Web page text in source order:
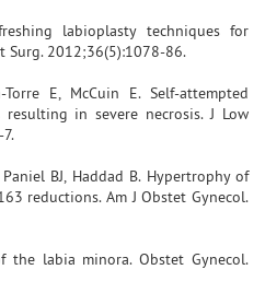
labioplasty techniques for
Surg. 2012;36(5):1078-86.
E, McCuin E. Self-attempted
in severe necrosis. J Low
BJ, Haddad B. Hypertrophy of
reductions. Am J Obstet Gynecol.
the labia minora. Obstet Gynecol.